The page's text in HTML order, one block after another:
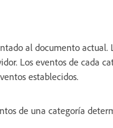
al documento actual.
Los eventos de cada
establecidos.
de una categoría